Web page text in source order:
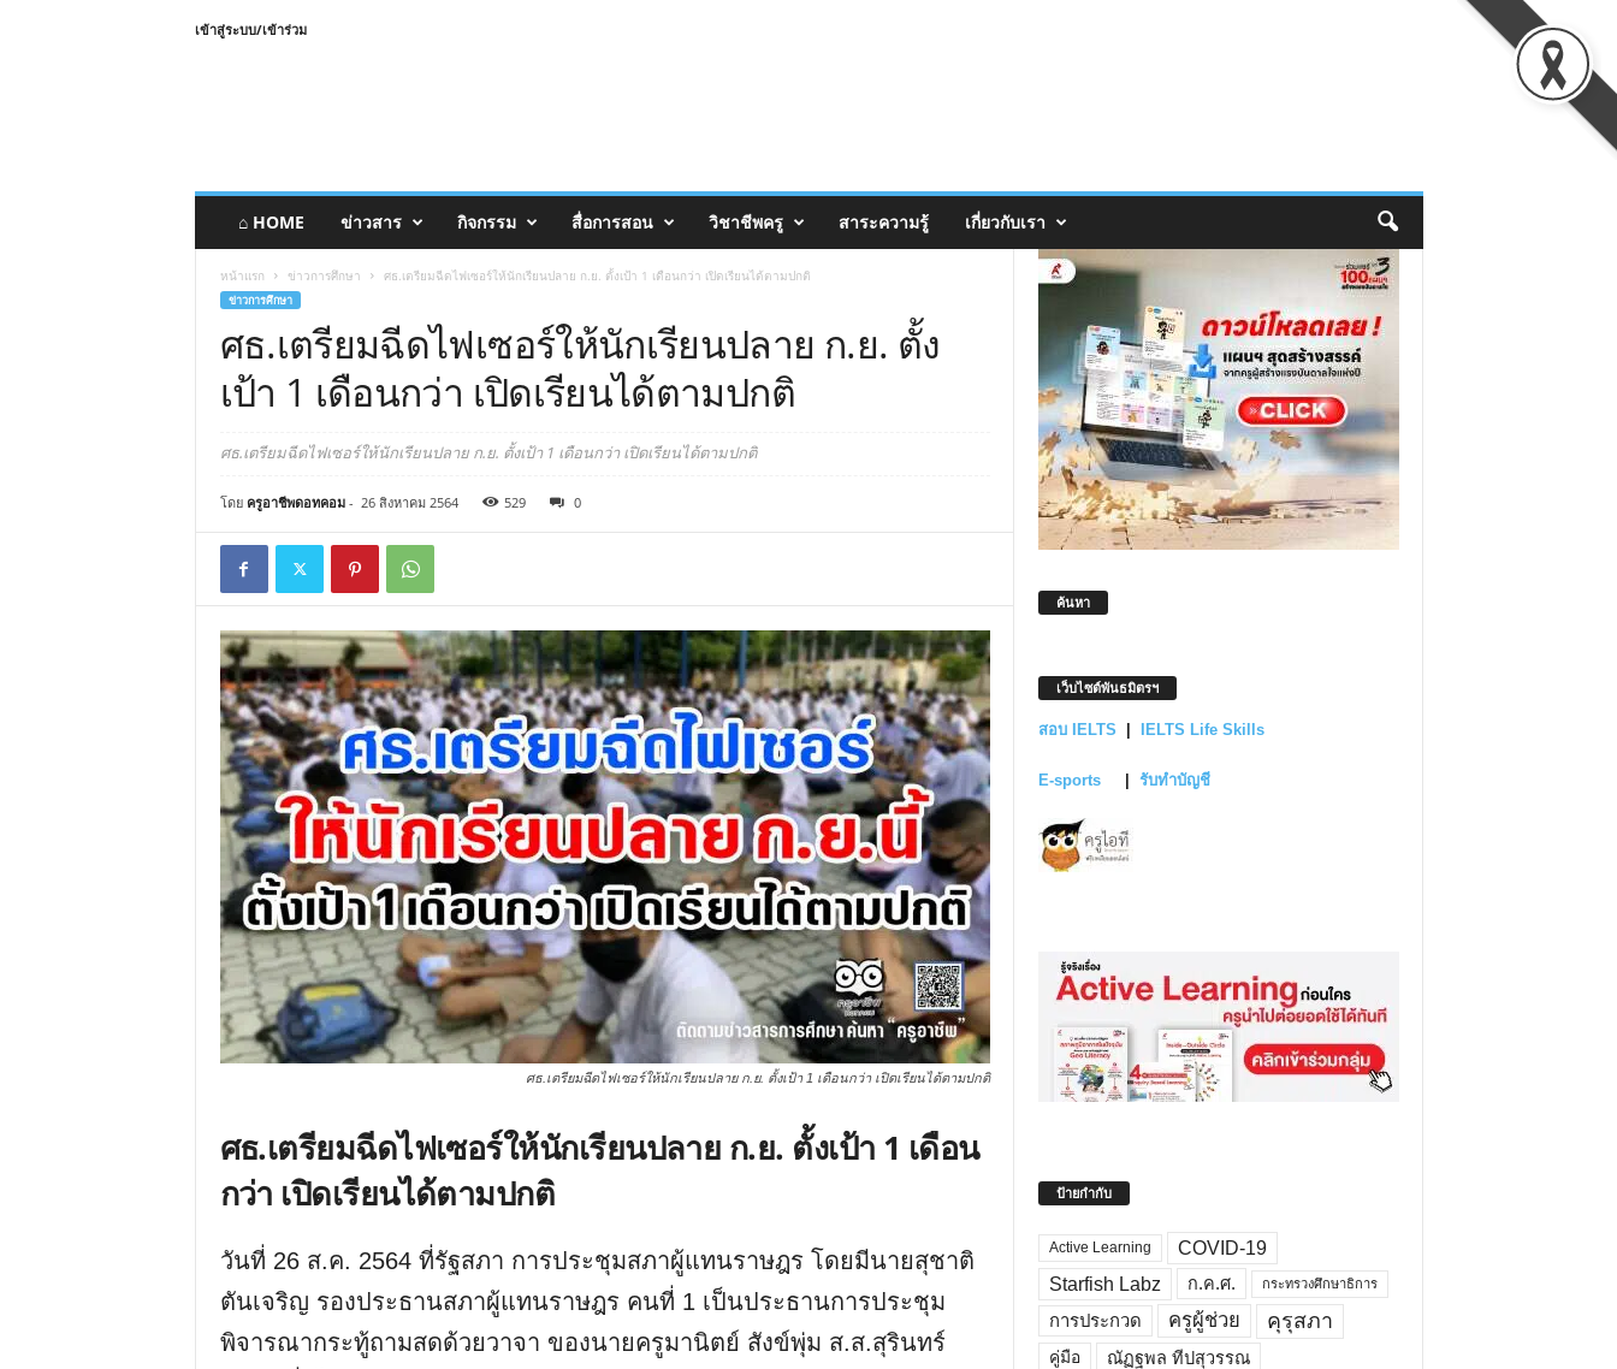
เข้าสู่ระบบ/เข้าร่วม
⌂ HOME ข่าวสาร กิจกรรม สื่อการสอน วิชาชีพครู สาระความรู้ เกี่ยวกับเรา
หน้าแรก ข่าวการศึกษา ศธ.เตรียมฉีดไฟเซอร์ให้นักเรียนปลาย ก.ย. ตั้งเป้า 1 เดือนกว่า เปิดเรียนได้ตามปกติ
ข่าวการศึกษา
ศธ.เตรียมฉีดไฟเซอร์ให้นักเรียนปลาย ก.ย. ตั้ง
เป้า 1 เดือนกว่า เปิดเรียนได้ตามปกติ
ศธ.เตรียมฉีดไฟเซอร์ให้นักเรียนปลาย ก.ย. ตั้งเป้า 1 เดือนกว่า เปิดเรียนได้ตามปกติ
โดย ครูอาชีพดอทคอม- 26 สิงหาคม 2564 529 0
ศธ.เตรียมฉีดไฟเซอร์ให้นักเรียนปลาย ก.ย. ตั้งเป้า 1 เดือนกว่า เปิดเรียนได้ตามปกติ
ศธ.เตรียมฉีดไฟเซอร์ให้นักเรียนปลาย ก.ย. ตั้งเป้า 1 เดือน
กว่า เปิดเรียนได้ตามปกติ
วันที่ 26 ส.ค. 2564 ที่รัฐสภา การประชุมสภาผู้แทนราษฎร โดยมีนายสุชาติ
ตันเจริญ รองประธานสภาผู้แทนราษฎร คนที่ 1 เป็นประธานการประชุม
พิจารณากระทู้ถามสดด้วยวาจา ของนายครูมานิตย์ สังข์พุ่ม ส.ส.สุรินทร์
ค้นหา
เว็บไซต์พันธมิตรฯ
สอบ IELTS IELTS Life Skills
E-sports รับทำบัญชี
ป้ายกำกับ
Active Learning
COVID-19
Starfish Labz
ก.ค.ศ. กระทรวงศึกษาธิการ
การประกวด ครูผู้ช่วย คุรุสภา
คู่มือ ณัฏฐพล ทีปสุวรรณ